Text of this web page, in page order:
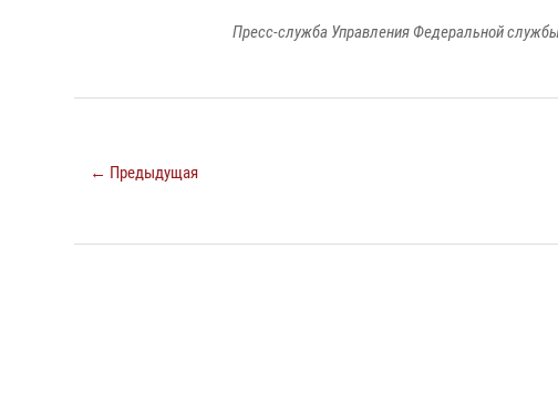
Пресс-служба Управления Федеральной
← Предыдущая